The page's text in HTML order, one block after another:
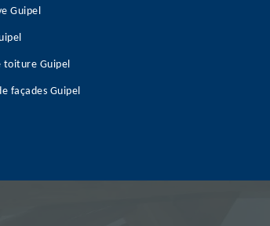
Guipel
toiture Guipel
façades Guipel